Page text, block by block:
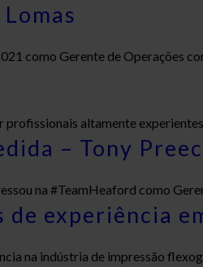
como Gerente de Operações
profissionais altamente
– Tony
na #TeamHeaford como
de experiência
na indústria de impressão